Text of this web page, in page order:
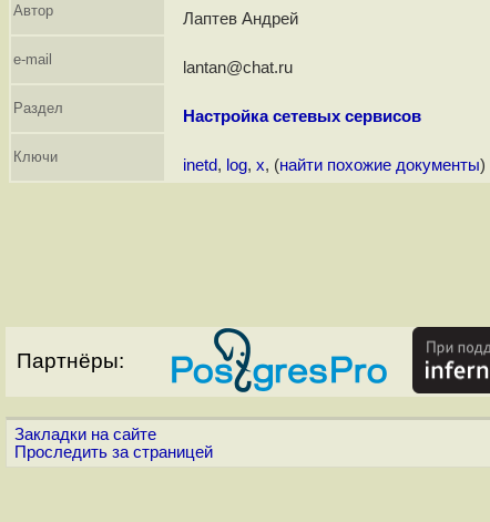
Автор Лаптев Андрей
e-mail lantan@chat.ru
Раздел Настройка сетевых сервисов
Ключи inetd, log, x, (найти похожие документы)
Партнёры:
Закладки на сайте
Проследить за страницей